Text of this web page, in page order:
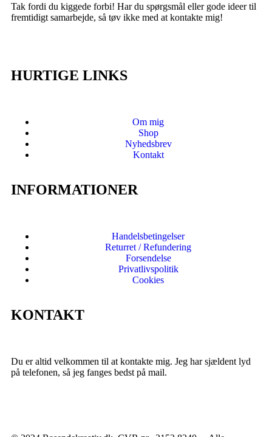
Tak fordi du kiggede forbi! Har du spørgsmål eller gode ideer til
fremtidigt samarbejde, så tøv ikke med at kontakte mig!
HURTIGE LINKS
Om mig
Shop
Nyhedsbrev
Kontakt
INFORMATIONER
Handelsbetingelser
Returret / Refundering
Forsendelse
Privatlivspolitik
Cookies
KONTAKT
Du er altid velkommen til at kontakte mig. Jeg har sjældent lyd
på telefonen, så jeg fanges bedst på mail.